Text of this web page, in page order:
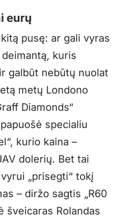
eurų
pusę: ar gali vyras
kuris
galbūt nebūtų nuolat
metų Londono
Diamonds“
specialiu
kurio kaina –
dolerių. Bet tai
„prisegti“ tokį
– diržo sagtis „R60
šveicaras Rolandas